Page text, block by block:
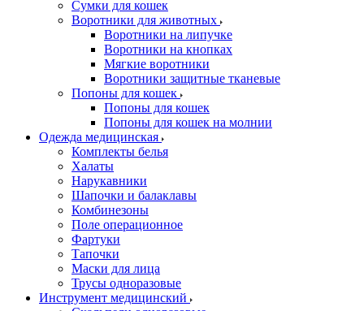
Сумки для кошек
Воротники для животных
Воротники на липучке
Воротники на кнопках
Мягкие воротники
Воротники защитные тканевые
Попоны для кошек
Попоны для кошек
Попоны для кошек на молнии
Одежда медицинская
Комплекты белья
Халаты
Нарукавники
Шапочки и балаклавы
Комбинезоны
Поле операционное
Фартуки
Тапочки
Маски для лица
Трусы одноразовые
Инструмент медицинский